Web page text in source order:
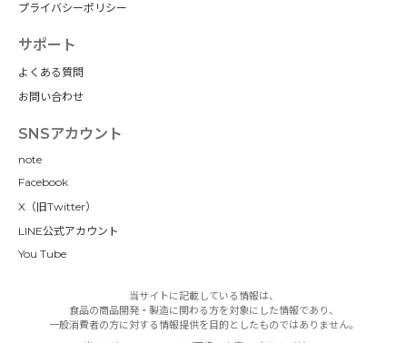
プライバシーポリシー
サポート
よくある質問
お問い合わせ
SNSアカウント
note
Facebook
X（旧Twitter）
LINE公式アカウント
You Tube
当サイトに記載している情報は、
食品の商品開発・製造に関わる方を対象にした情報であり、
一般消費者の方に対する情報提供を目的としたものではありません。